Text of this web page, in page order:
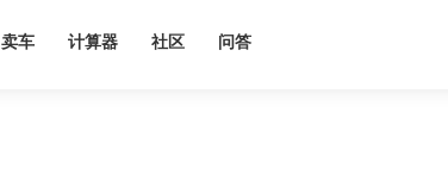
卖车 计算器 社区 问答